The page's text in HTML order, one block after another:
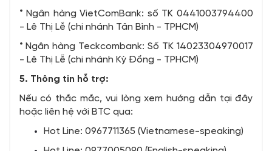
* Ngân hàng VietComBank: số TK 0441003794400
- Lê Thị Lễ (chi nhánh Tân Bình - TPHCM)
* Ngân hàng Teckcombank: Số TK 14023304970017
- Lê Thị Lễ (chi nhánh Kỳ Đồng - TPHCM)
5. Thông tin hỗ trợ:
Nếu có thắc mắc, vui lòng xem hướng dẫn tại đây
hoặc liên hệ với BTC qua:
Hot Line: 0967711365 (Vietnamese-speaking)